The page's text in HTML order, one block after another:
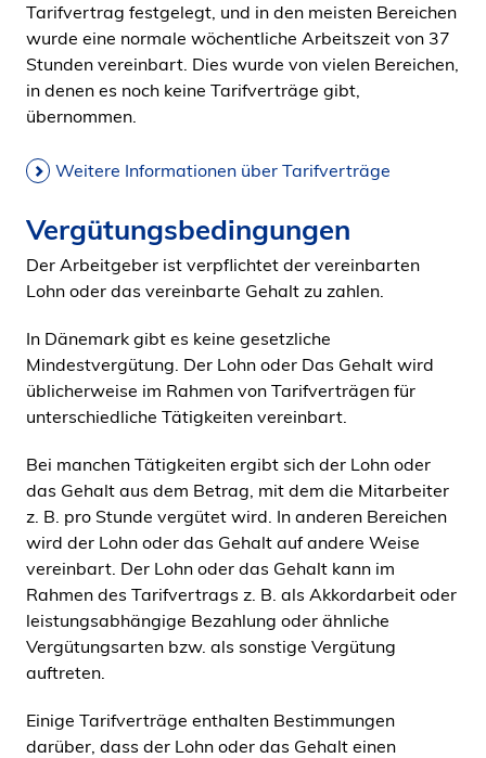
Tarifvertrag festgelegt, und in den meisten Bereichen
wurde eine normale wöchentliche Arbeitszeit von 37
Stunden vereinbart. Dies wurde von vielen Bereichen,
in denen es noch keine Tarifverträge gibt,
übernommen.
Weitere Informationen über Tarifverträge
Vergütungsbedingungen
Der Arbeitgeber ist verpflichtet der vereinbarten
Lohn oder das vereinbarte Gehalt zu zahlen.
In Dänemark gibt es keine gesetzliche
Mindestvergütung. Der Lohn oder Das Gehalt wird
üblicherweise im Rahmen von Tarifverträgen für
unterschiedliche Tätigkeiten vereinbart.
Bei manchen Tätigkeiten ergibt sich der Lohn oder
das Gehalt aus dem Betrag, mit dem die Mitarbeiter
z. B. pro Stunde vergütet wird. In anderen Bereichen
wird der Lohn oder das Gehalt auf andere Weise
vereinbart. Der Lohn oder das Gehalt kann im
Rahmen des Tarifvertrags z. B. als Akkordarbeit oder
leistungsabhängige Bezahlung oder ähnliche
Vergütungsarten bzw. als sonstige Vergütung
auftreten.
Einige Tarifverträge enthalten Bestimmungen
darüber, dass der Lohn oder das Gehalt einen